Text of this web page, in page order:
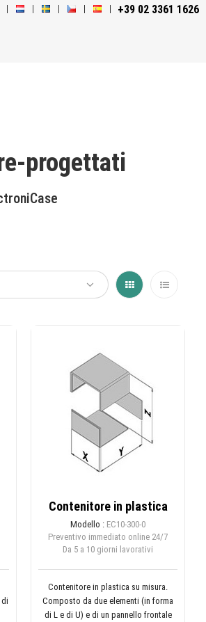
+39 02 3361 1626
progettati
Contenitore in plastica
Modello : EC10-300-0
Preventivo immediato online 24/7
Da 5 a 10 giorni lavorativi
Contenitore in plastica su misura.
Composto da due elementi (in forma
di L e di U) e di un pannello frontale